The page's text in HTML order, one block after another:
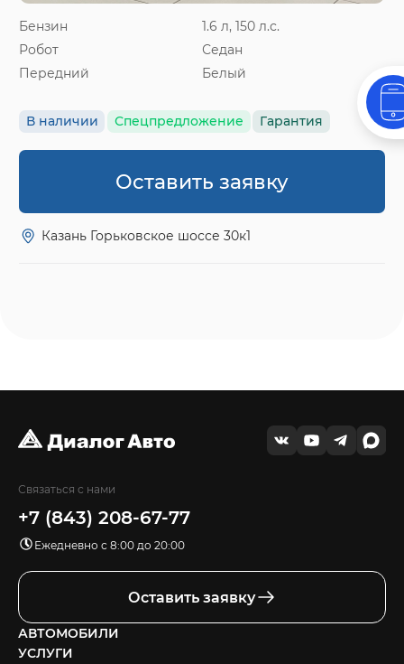
Бензин
1.6 л, 150 л.с.
Робот
Седан
Передний
Белый
В наличии Спецпредложение Гарантия
Оставить заявку
Казань Горьковское шоссе 30к1
Связаться с нами
+7 (843) 208-67-77
Ежедневно с 8:00 до 20:00
Оставить заявку
АВТОМОБИЛИ
УСЛУГИ